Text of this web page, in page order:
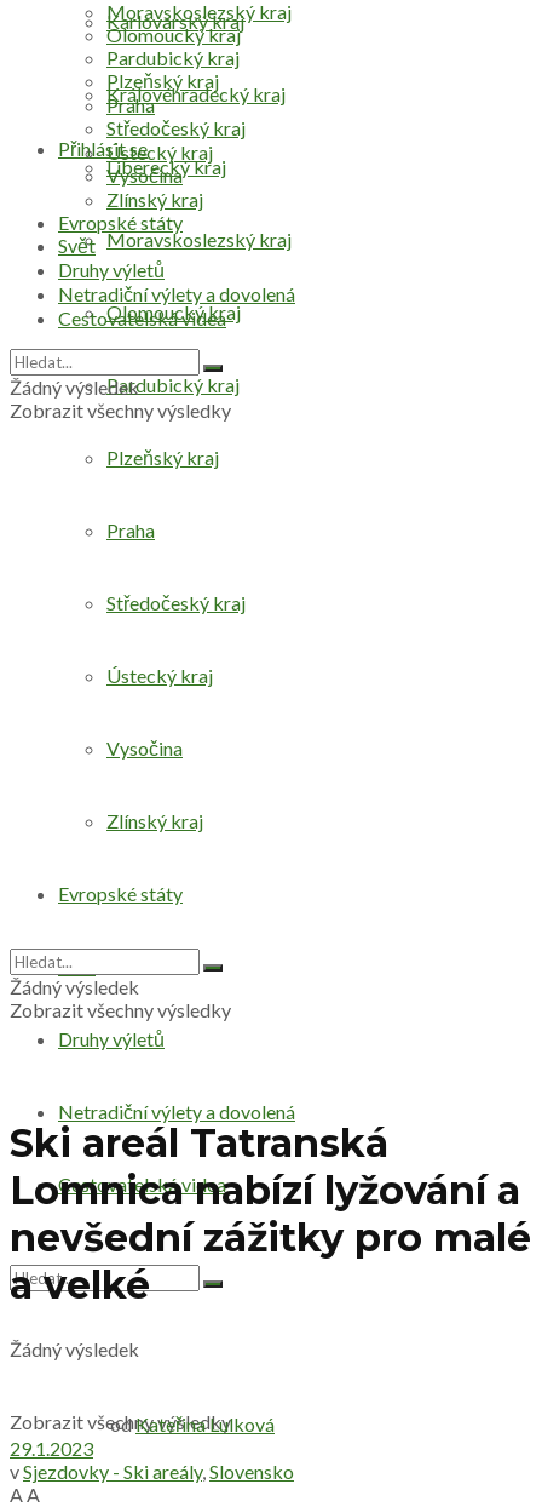
Přihlásit se
Karlovarský kraj
Královéhradecký kraj
Liberecký kraj
Moravskoslezský kraj
Olomoucký kraj
Pardubický kraj
Plzeňský kraj
Praha
Středočeský kraj
Ústecký kraj
Vysočina
Zlínský kraj
Evropské státy
Svět
Druhy výletů
Netradiční výlety a dovolená
Cestovatelská videa
Žádný výsledek
Zobrazit všechny výsledky
Moravskoslezský kraj
Olomoucký kraj
Pardubický kraj
Plzeňský kraj
Praha
Středočeský kraj
Ústecký kraj
Vysočina
Zlínský kraj
Evropské státy
Svět
Druhy výletů
Netradiční výlety a dovolená
Cestovatelská videa
Žádný výsledek
Zobrazit všechny výsledky
Žádný výsledek
Zobrazit všechny výsledky
Ski areál Tatranská
Lomnica nabízí lyžování a
nevšední zážitky pro malé
a velké
odKateřina Lulková
29.1.2023
vSjezdovky - Ski areály,Slovensko
AA